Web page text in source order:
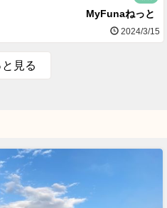
MyFunaねっと
2024/3/15
と見る